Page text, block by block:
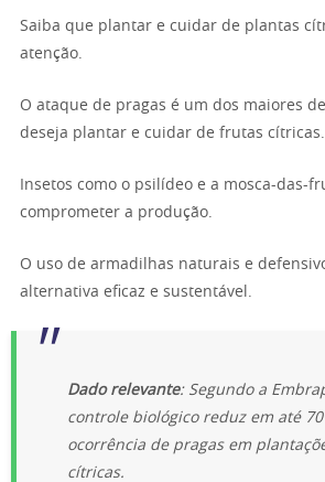
Saiba que plantar e cuidar de plantas
atenção.
O ataque de pragas é um dos maiores
deseja plantar e cuidar de frutas cítricas.
Insetos como o psilídeo e a mosca-das-
comprometer a produção.
O uso de armadilhas naturais e
alternativa eficaz e sustentável.
Dado relevante: Segundo a
controle biológico reduz em até
ocorrência de pragas em
cítricas.